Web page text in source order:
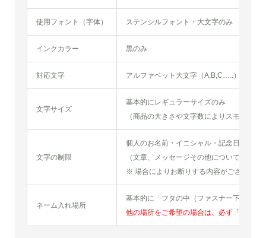
使用フォント（字体） ステンシルフォント・大文字のみ
インクカラー 黒のみ
対応文字 アルファベット大文字（A,B,C…..）アラ
文字サイズ
基本的にレギュラーサイズのみ
（商品の大きさや文字数によりスモールサ
文字の制限
個人のお名前・イニシャル・記念日に限り
（文章、メッセージその他については不可
※ 場合によりお断りする内容がございます
ネーム入れ場所
基本的に「フタの中（ファスナー下部分）
他の場所をご希望の場合は、必ず「発送・